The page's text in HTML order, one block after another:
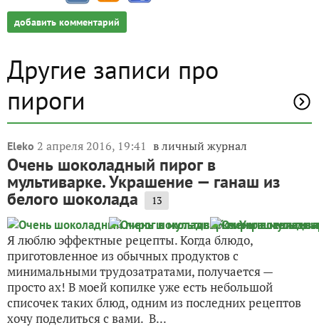
добавить комментарий
Другие записи про
пироги
Eleko 2 апреля 2016, 19:41 в личный журнал
Очень шоколадный пирог в
мультиварке. Украшение — ганаш из
белого шоколада 13
Я люблю эффектные рецепты. Когда блюдо,
приготовленное из обычных продуктов с
минимальными трудозатратами, получается —
просто ах! В моей копилке уже есть небольшой
списочек таких блюд, одним из последних рецептов
хочу поделиться с вами. В...